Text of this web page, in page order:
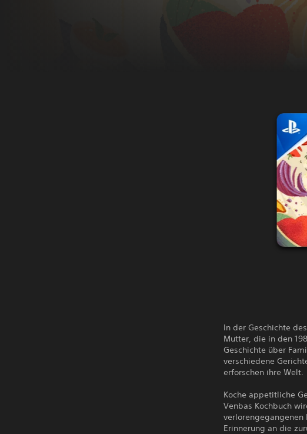
In der Geschichte
Mutter, die in den
Geschichte über
verschiedene
erforschen ihre Welt.
Koche appetitliche
Venbas Kochbuch
verlorengegangenen
Erinnerung an die